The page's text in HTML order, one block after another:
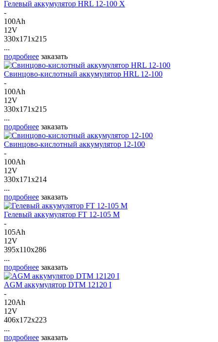
Гелевый аккумулятор HRL 12-100 X
-
100Ah
12V
330x171x215
...
подробнее заказать
Свинцово-кислотный аккумулятор HRL 12-100
-
100Ah
12V
330x171x215
...
подробнее заказать
Свинцово-кислотный аккумулятор 12-100
-
100Ah
12V
330x171x214
...
подробнее заказать
Гелевый аккумулятор FT 12-105 M
-
105Ah
12V
395x110x286
...
подробнее заказать
AGM аккумулятор DTM 12120 I
-
120Ah
12V
406x172x223
...
подробнее заказать